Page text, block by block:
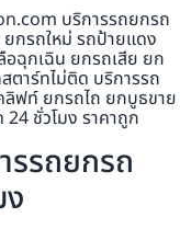
บริการรถยกรถ
กรถใหม่ รถป้ายแดง
อฉุกเฉิน ยกรถเสีย ยก
าร์ทไม่ติด บริการรถ
ฟท์ ยกรถไถ ยกบูธขาย
ชั่วโมง ราคาถูก
รถยกรถ